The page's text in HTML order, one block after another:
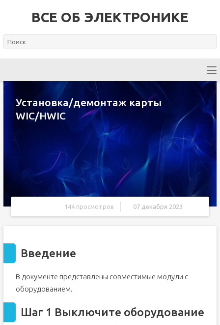
ВСЕ ОБ ЭЛЕКТРОНИКЕ
Установка/демонтаж карты
WIC/HWIC
144 просмотров 07 декабря 2023
Введение
В документе представлены совместимые модули с
оборудованием.
Шаг 1 Выключите оборудование